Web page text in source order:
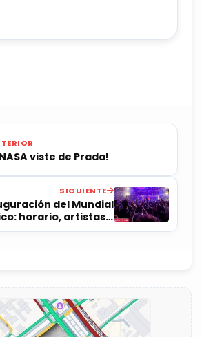
NASA viste de Prada!
SIGUIENTE
del Mundial
horario, artistas y
lo que debes saber